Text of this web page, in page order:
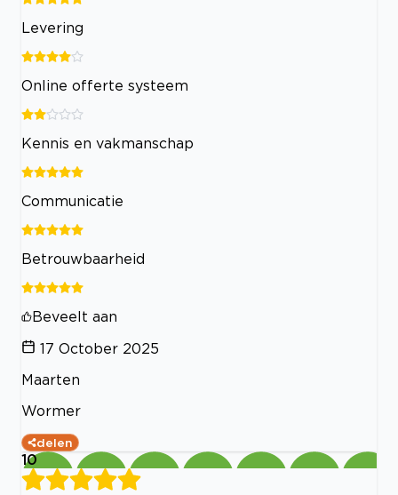
Levering
Online offerte systeem
Kennis en vakmanschap
Communicatie
Betrouwbaarheid
Beveelt aan
17 October 2025
Maarten
Wormer
delen
10